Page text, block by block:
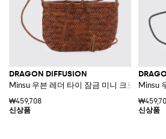
DRAGON DIFFUSION
Minsu 우븐 레더 타이 잠금 미니 크로스바디
₩459,708
Minsu